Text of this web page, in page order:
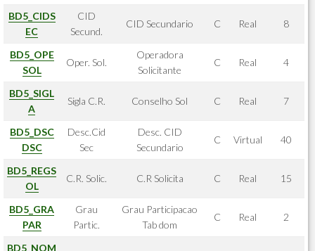
BD5_CIDS
EC
CID
Secund.
CID Secundario C Real 8
BD5_OPE
SOL
Oper. Sol.
Operadora
Solicitante
C Real 4
BD5_SIGL
A
Sigla C.R. Conselho Sol C Real 7
BD5_DSC
DSC
Desc.Cid
Sec
Desc. CID
Secundario
C Virtual 40
BD5_REGS
OL
C.R. Solic. C.R Solicita C Real 15
BD5_GRA
PAR
Grau
Partic.
Grau Participacao
Tab dom
C Real 2
BD5_NOM